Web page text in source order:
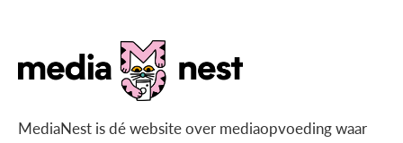
MediaNest is dé website over mediaopvoeding waar